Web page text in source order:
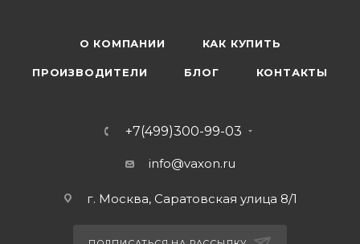
О КОМПАНИИ КАК КУПИТЬ
ПРОИЗВОДИТЕЛИ БЛОГ КОНТАКТЫ
+7(499)300-99-03
info@vaxon.ru
г. Москва, Саратовская улица 8/1